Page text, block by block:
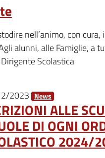
nell’animo, con
alunni, alle Famiglie, a
2023 News
ALLE
DI OGNI
2024/